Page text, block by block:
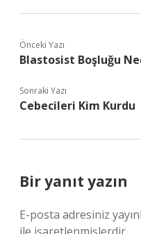
Önceki Yazı
Blastosist Boşluğu
Sonraki Yazı
Cebecileri Kim Kurdu
Bir yanıt yazın
E-posta adresiniz